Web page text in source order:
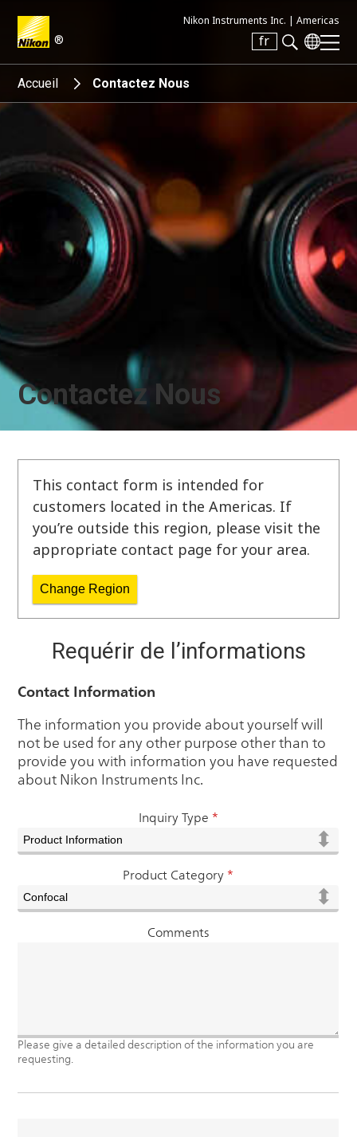
®
Nikon Instruments Inc. | Americas
fr
Search keyword(s)
Accueil Contactez Nous
Contactez Nous
This contact form is intended for
customers located in the Americas. If
you’re outside this region, please visit the
appropriate contact page for your area.
Change Region
Requérir de l’informations